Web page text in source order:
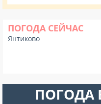
ПОГОДА СЕЙЧАС
Янтиково
ПОГОДА